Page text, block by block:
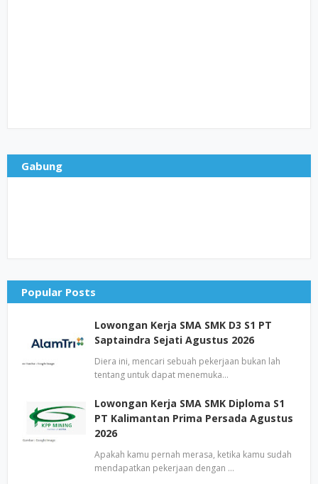
Gabung
Popular Posts
Lowongan Kerja SMA SMK D3 S1 PT
Saptaindra Sejati Agustus 2026
Diera ini, mencari sebuah pekerjaan bukan lah
tentang untuk dapat menemuka…
Lowongan Kerja SMA SMK Diploma S1
PT Kalimantan Prima Persada Agustus
2026
Apakah kamu pernah merasa, ketika kamu sudah
mendapatkan pekerjaan dengan …